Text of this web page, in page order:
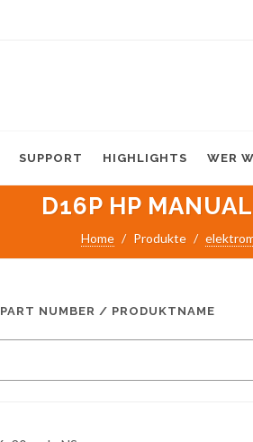
SUPPORT HIGHLIGHTS WER
D16P HP
Home Produkte
PART NUMBER / PRODUKTNAME